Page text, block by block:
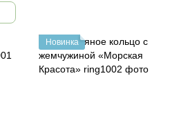
Новинка